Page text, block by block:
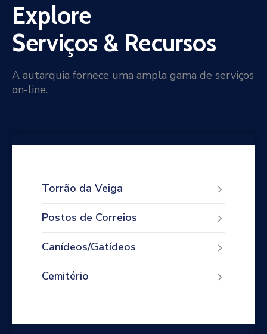
Explore
Serviços & Recursos
A autarquia fornece uma ampla gama de serviços
on-line.
Torrão da Veiga
Postos de Correios
Canídeos/Gatídeos
Cemitério